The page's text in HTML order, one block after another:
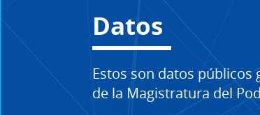
Datos
Estos son datos públicos
de la Magistratura del